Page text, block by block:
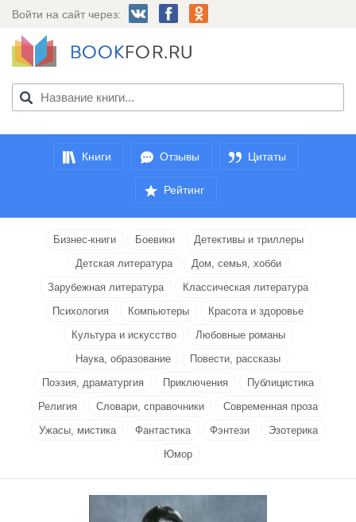
Войти на сайт через:
Книги Отзывы Цитаты
Рейтинг
Бизнес-книги Боевики
Детективы и триллеры
Детская литература
Дом, семья, хобби
Зарубежная литература
Классическая литература
Психология
Компьютеры
Красота и здоровье
Культура и искусство
Любовные романы
Наука, образование
Повести, рассказы
Поэзия, драматургия
Приключения
Публицистика
Религия
Словари, справочники
Современная проза
Ужасы, мистика
Фантастика Фэнтези
Эзотерика
Юмор